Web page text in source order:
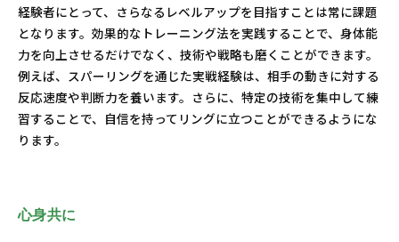
経験者にとって、さらなるレベルアップを目指すことは常に課題
となります。効果的なトレーニング法を実践することで、身体能
力を向上させるだけでなく、技術や戦略も磨くことができます。
例えば、スパーリングを通じた実戦経験は、相手の動きに対する
反応速度や判断力を養います。さらに、特定の技術を集中して練
習することで、自信を持ってリングに立つことができるようにな
ります。
心身共に